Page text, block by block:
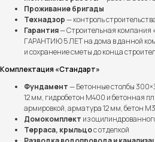
Проживание бригады
Технадзор— контроль
Гарантия— Строительная компания
ГАРАНТИЮ 5 ЛЕТ на дома в данной
и сохранение сметы до конца
Комплектация «Стандарт»
Фундамент— Бетонные столбы
12 мм, гидробетон М400 и бетонная
армировкой, арматура 12 мм, бетон
Домокомплект из
Терраса, крыльцос отделкой